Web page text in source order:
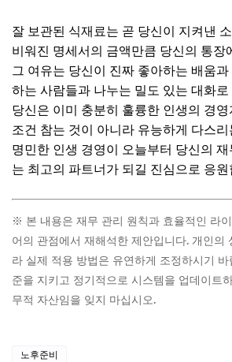
잘 보관된 식재료는 곧 당신이 지켜낸
비워진 명세서의 금액만큼 당신의 통장
그 여유는 당신이 진짜 좋아하는 배움
하는 사람들과 나누는 밀도 있는 대화
당신은 이미 충분히 훌륭한 인생의 경
조건 참는 것이 아니라 유능하게 다스
명민한 인생 경영이 오늘부터 당신의
는 최고의 파트너가 되길 진심으로 응원
※ 본 내용은 재무 관리 원칙과 효율적인 라
어의 관점에서 재해석한 제안입니다. 개인의
라 실제 적용 방법은 유연하게 조정하시기
준을 지키고 정기적으로 시스템을 업데이트
무적 자산임을 잊지 마십시오.
노후준비